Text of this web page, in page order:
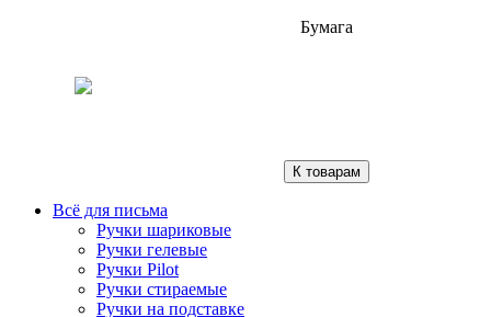
Бумага
К товарам
Всё для письма
Ручки шариковые
Ручки гелевые
Ручки Pilot
Ручки стираемые
Ручки на подставке